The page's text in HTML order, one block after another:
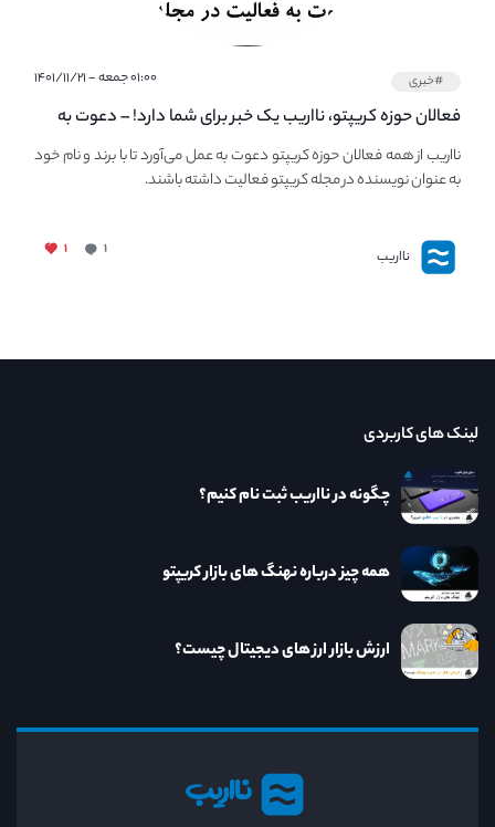
#خبری ۰۱:۰۰ جمعه - ۱۴۰۱/۱۱/۲۱
فعالان حوزه کریپتو، نااریب یک خبر برای شما دارد! – دعوت به
فعالیت در مجله کریپتو
نااریب از همه فعالان حوزه کریپتو دعوت به عمل می‌آورد تا با برند و نام خود
به عنوان نویسنده در مجله کریپتو فعالیت داشته باشند.
نااریب ۱ ۱
نااریب
لینک های کاربردی
چگونه در نااریب ثبت نام کنیم؟
همه چیز درباره نهنگ های بازار کریپتو
ارزش بازار ارز های دیجیتال چیست؟